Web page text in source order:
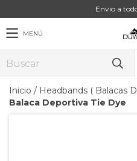
Envio a
MENÚ
Inicio / Headbands ( Balacas
Balaca Deportiva Tie Dye